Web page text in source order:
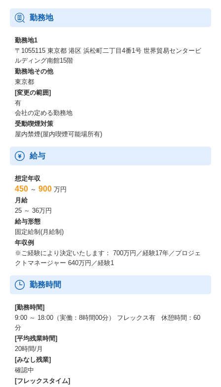
・客先常駐の案件もありますが、自社案件もあります。
また、自社オフィスはデザイナーを入れてオフィスに集う社員が
いきいきと輝ける環境づくりをコンセプトにした座席自由、コミ
ュニケーションのとりやすいオフィスです。
https://www.ios-net.co.jp/recruit/office/
勤務地
勤務地1
〒1055115 東京都 港区 浜松町二丁目4番1号 世界貿易センタービ
ルディング南館15階
勤務地その他
東京都
[変更の範囲]
有
会社の定める勤務地
受動喫煙対策
屋内禁煙(屋内喫煙可能場所有)
給与
想定年収
450 ～ 900 万円
月給
25 ～ 36万円
給与形態
固定給制(月給制)
年収例
※ご経験により決定いたします： 700万円／経験17年／プロジェ
クトマネージャー 640万円／経験1
勤務時間
[勤務時間]
9:00 ～ 18:00（実働：8時間00分） フレックス有 休憩時間：60
分
[平均残業時間]
20時間/月
[みなし残業]
確認中
[フレックスタイム]